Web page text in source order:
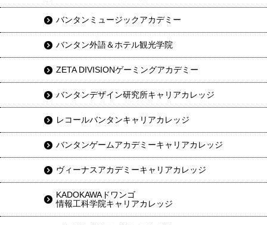
バンタンミュージックアカデミー
バンタン外語＆ホテル観光学院
ZETA DIVISIONゲーミングアカデミー
バンタンデザイン研究所キャリアカレッジ
レコールバンタンキャリアカレッジ
バンタンゲームアカデミーキャリアカレッジ
ヴィーナスアカデミーキャリアカレッジ
KADOKAWAドワンゴ
情報工科学院キャリアカレッジ